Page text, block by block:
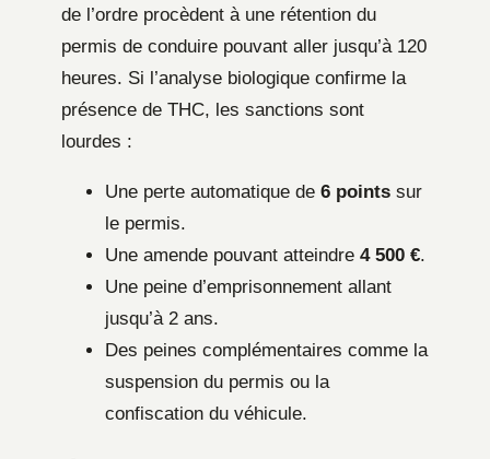
de l’ordre procèdent à une rétention du
permis de conduire pouvant aller jusqu’à 120
heures. Si l’analyse biologique confirme la
présence de THC, les sanctions sont
lourdes :
Une perte automatique de 6 points sur
le permis.
Une amende pouvant atteindre 4 500 €.
Une peine d’emprisonnement allant
jusqu’à 2 ans.
Des peines complémentaires comme la
suspension du permis ou la
confiscation du véhicule.